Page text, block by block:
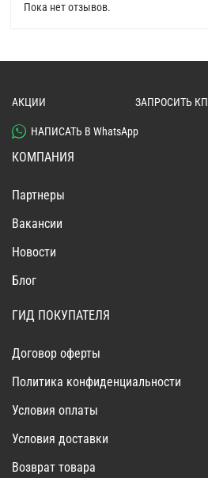
Пока нет отзывов.
АКЦИИ ЗАПРОСИТЬ КП
НАПИСАТЬ В WhatsApp
КОМПАНИЯ
Партнеры
Вакансии
Новости
Блог
ГИД ПОКУПАТЕЛЯ
Договор оферты
Политика конфиденциальности
Условия оплаты
Условия доставки
Возврат товара